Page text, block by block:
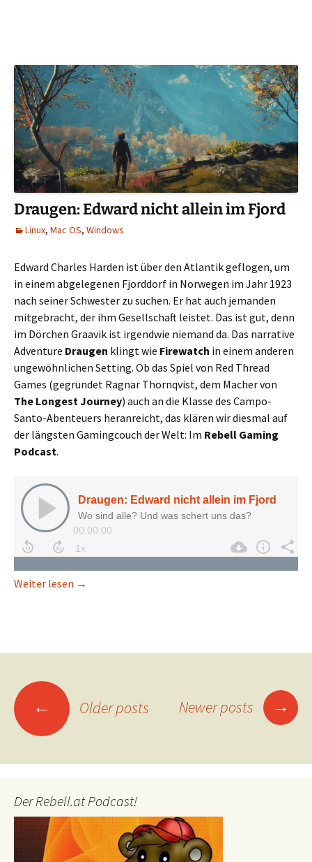
Draugen: Edward nicht allein im Fjord
Linux, Mac OS, Windows
Edward Charles Harden ist über den Atlantik geflogen, um
in einem abgelegenen Fjorddorf in Norwegen im Jahr 1923
nach seiner Schwester zu suchen. Er hat auch jemanden
mitgebracht, der ihm Gesellschaft leistet. Das ist gut, denn
im Dörchen Graavik ist irgendwie niemand da. Das narrative
Adventure Draugen klingt wie Firewatch in einem anderen
ungewöhnlichen Setting. Ob das Spiel von Red Thread
Games (gegründet Ragnar Thornqvist, dem Macher von
The Longest Journey) auch an die Klasse des Campo-
Santo-Abenteuers heranreicht, das klären wir diesmal auf
der längsten Gamingcouch der Welt: Im Rebell Gaming
Podcast.
Weiter lesen Draugen: Edward nicht allein im Fjord
→
Posts
navigation
← Older posts Newer posts →
Der Rebell.at Podcast!